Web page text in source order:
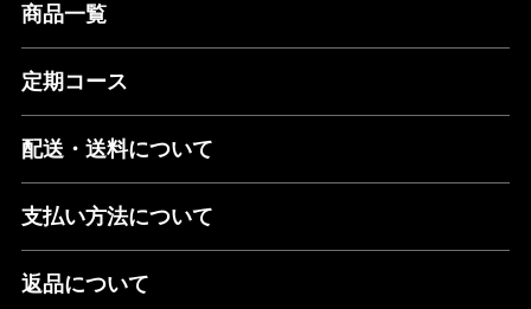
商品一覧
定期コース
配送・送料について
支払い方法について
返品について